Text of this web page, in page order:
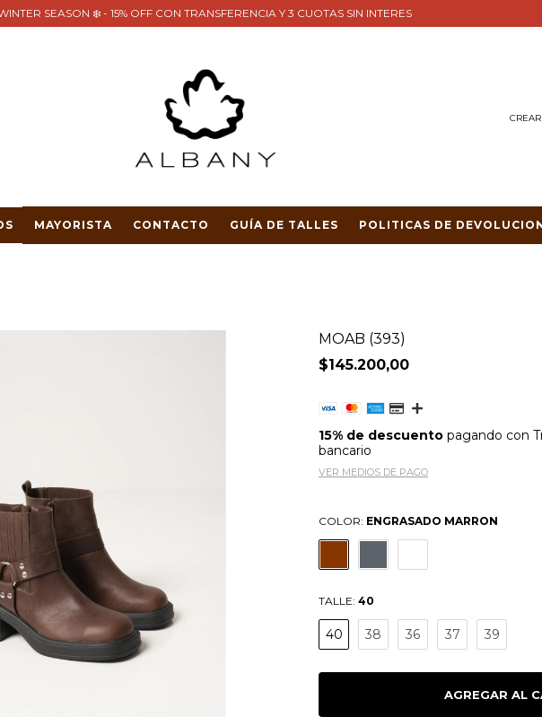
SEASON ❄️ - 15% OFF CON TRANSFERENCIA Y 3 CUOTAS SIN INTERES
MAYORISTA CONTACTO GUÍA DE TALLES POLITICAS DE
MOAB (393)
$145.200,00
15% de descuento pagando con
bancario
VER MEDIOS DE PAGO
COLOR: ENGRASADO MARRON
TALLE: 40
40 38 36 37 39